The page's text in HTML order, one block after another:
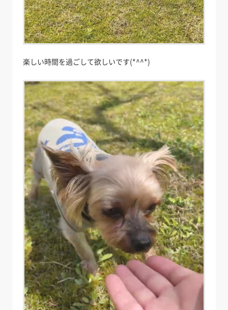
楽しい時間を過ごして欲しいです(*^^*)